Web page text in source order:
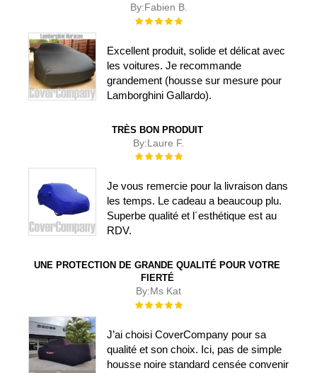
By:Fabien B.
Évaluation :
Excellent produit, solide et délicat avec
les voitures. Je recommande
grandement (housse sur mesure pour
Lamborghini Gallardo).
TRÈS BON PRODUIT
By:Laure F.
Évaluation :
Je vous remercie pour la livraison dans
les temps. Le cadeau a beaucoup plu.
Superbe qualité et l´esthétique est au
RDV.
UNE PROTECTION DE GRANDE QUALITÉ POUR VOTRE
FIERTÉ
By:Ms Kat
Évaluation :
J’ai choisi CoverCompany pour sa
qualité et son choix. Ici, pas de simple
housse noire standard censée convenir